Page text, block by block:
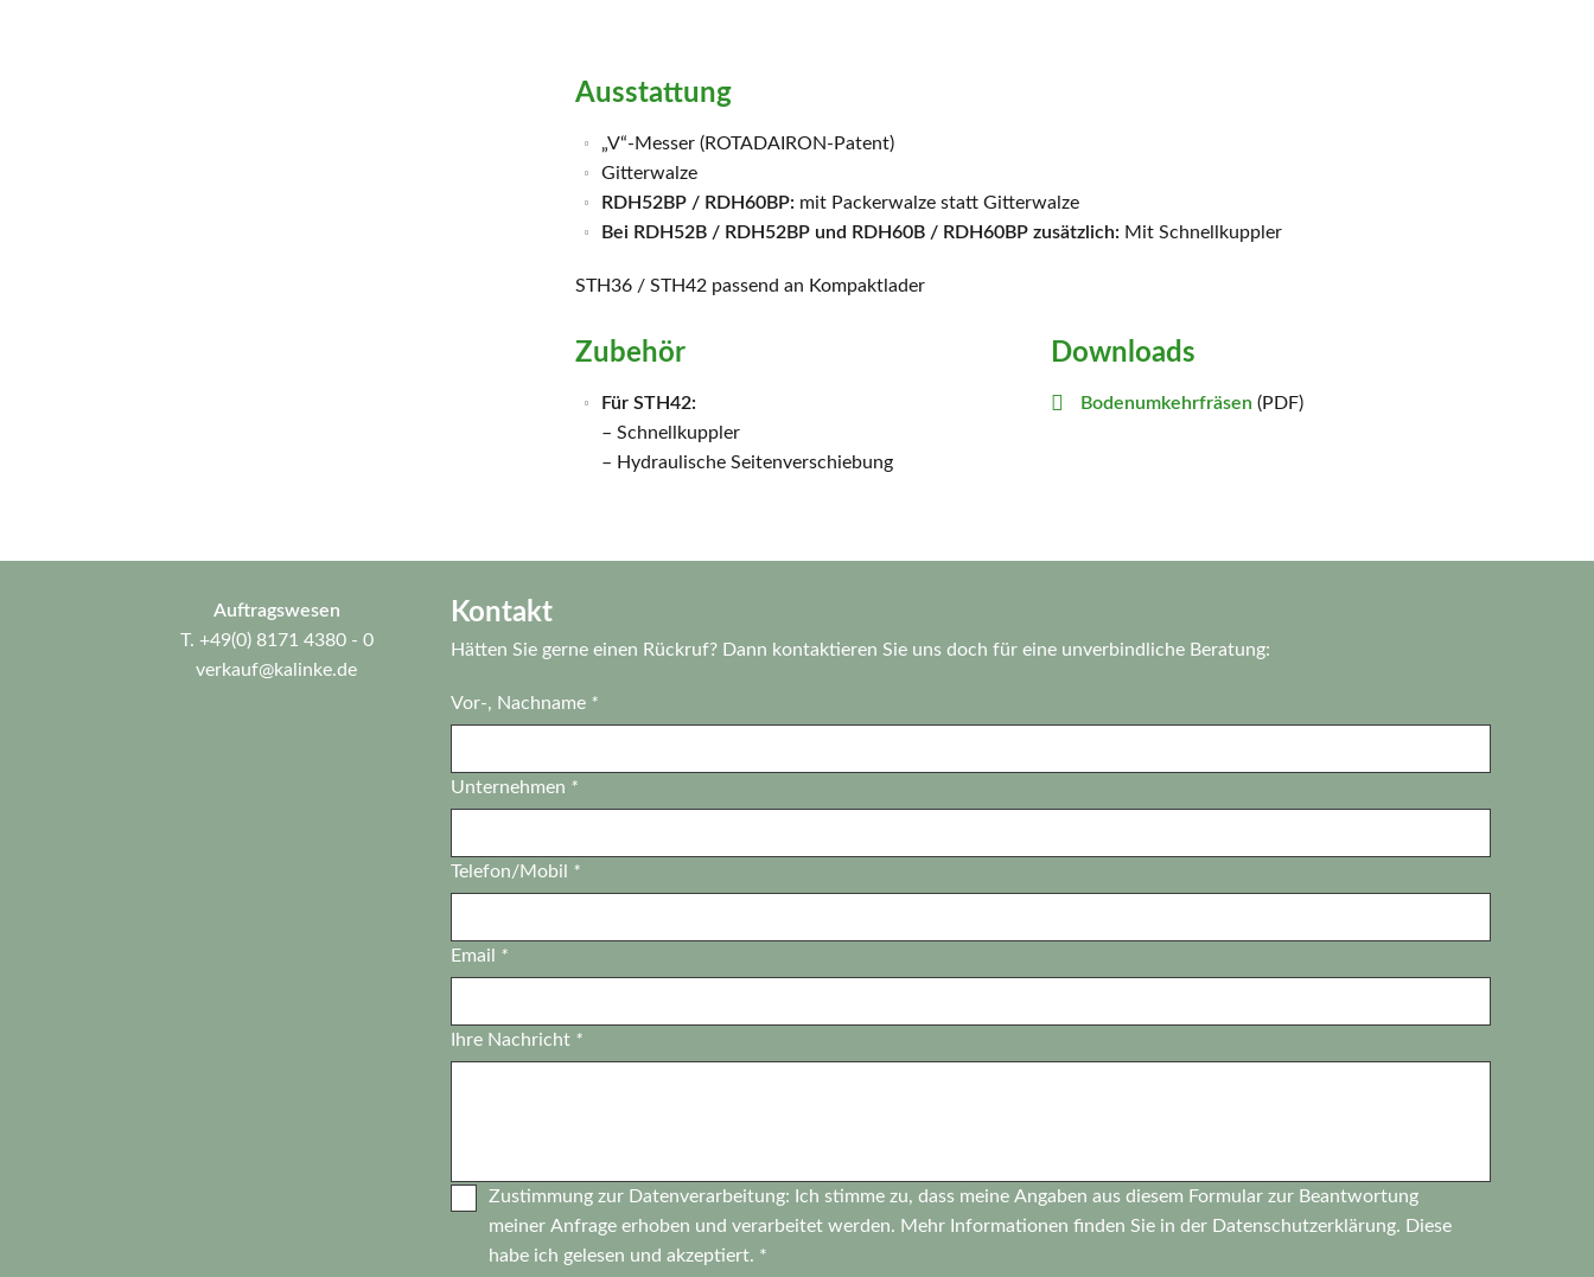
Ausstattung
„V“-Messer (ROTADAIRON-Patent)
Gitterwalze
RDH52BP / RDH60BP: mit Packerwalze statt Gitterwalze
Bei RDH52B / RDH52BP und RDH60B / RDH60BP zusätzlich: Mit Schnellkuppler
STH36 / STH42 passend an Kompaktlader
Zubehör
Für STH42:
– Schnellkuppler
– Hydraulische Seitenverschiebung
Downloads
Bodenumkehrfräsen (PDF)
Auftragswesen
T. +49(0) 8171 4380 - 0
verkauf@kalinke.de
Kontakt
Hätten Sie gerne einen Rückruf? Dann kontaktieren Sie uns doch für eine unverbindliche Beratung:
Vor-, Nachname *
Unternehmen *
Telefon/Mobil *
Email *
Ihre Nachricht *
Zustimmung zur Datenverarbeitung: Ich stimme zu, dass meine Angaben aus diesem Formular zur Beantwortung
meiner Anfrage erhoben und verarbeitet werden. Mehr Informationen finden Sie in der Datenschutzerklärung. Diese
habe ich gelesen und akzeptiert. *